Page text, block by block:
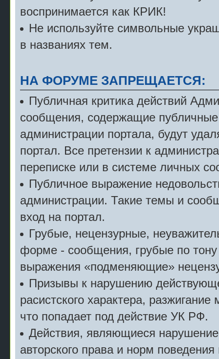
воспринимается как КРИК!
Не используйте символьные
в названиях тем.
НА ФОРУМЕ ЗАПРЕЩАЕТСЯ:
Публичная критика действий
сообщения, содержащие
администрации портала, будут
портал. Все претензии к
переписке или в системе личных
Публичное выражение
администрации. Такие темы и
вход на портал.
Грубые, нецензурные,
форме - сообщения, грубые по
выражения «подменяющие»
Призывы к нарушению
расистского характера,
что попадает под действие УК РФ.
Действия, являющиеся
авторского права и норм